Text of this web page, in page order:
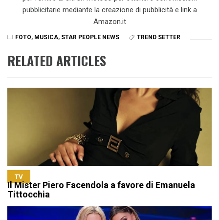
pubblicitarie mediante la creazione di pubblicità e link a
Amazon.it
FOTO, MUSICA, STAR PEOPLE NEWS TREND SETTER
RELATED ARTICLES
TV
Il Mister Piero Facendola a favore di Emanuela
Tittocchia